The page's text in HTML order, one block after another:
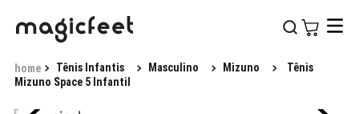
Tênis Infantis Masculino Mizuno
Tênis
Mizuno Space 5 Infantil